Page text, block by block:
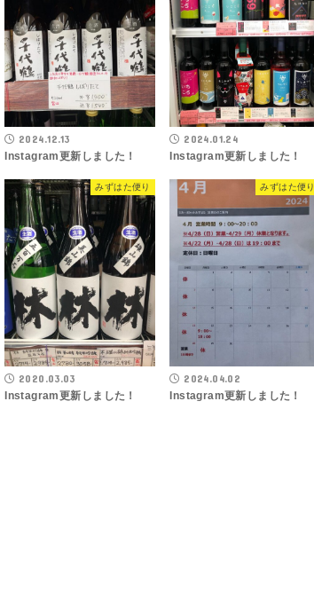
2024.12.13
Instagram更新しました！
2024.01.24
Instagram更新しました！
みずはた便り
2020.03.03
Instagram更新しました！
みずはた便り
2024.04.02
Instagram更新しました！